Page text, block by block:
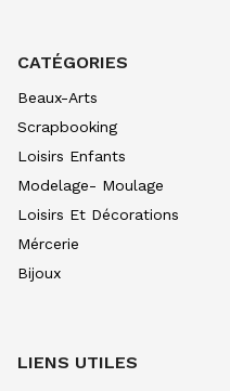
CATÉGORIES
Beaux-Arts
Scrapbooking
Loisirs Enfants
Modelage- Moulage
Loisirs Et Décorations
Mércerie
Bijoux
LIENS UTILES